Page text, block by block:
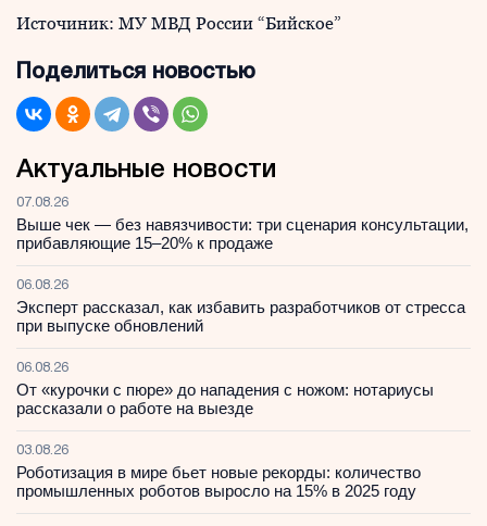
Источиник: МУ МВД России “Бийское”
Поделиться новостью
Актуальные новости
07.08.26
Выше чек — без навязчивости: три сценария консультации,
прибавляющие 15–20% к продаже
06.08.26
Эксперт рассказал, как избавить разработчиков от стресса
при выпуске обновлений
06.08.26
От «курочки с пюре» до нападения с ножом: нотариусы
рассказали о работе на выезде
03.08.26
Роботизация в мире бьет новые рекорды: количество
промышленных роботов выросло на 15% в 2025 году